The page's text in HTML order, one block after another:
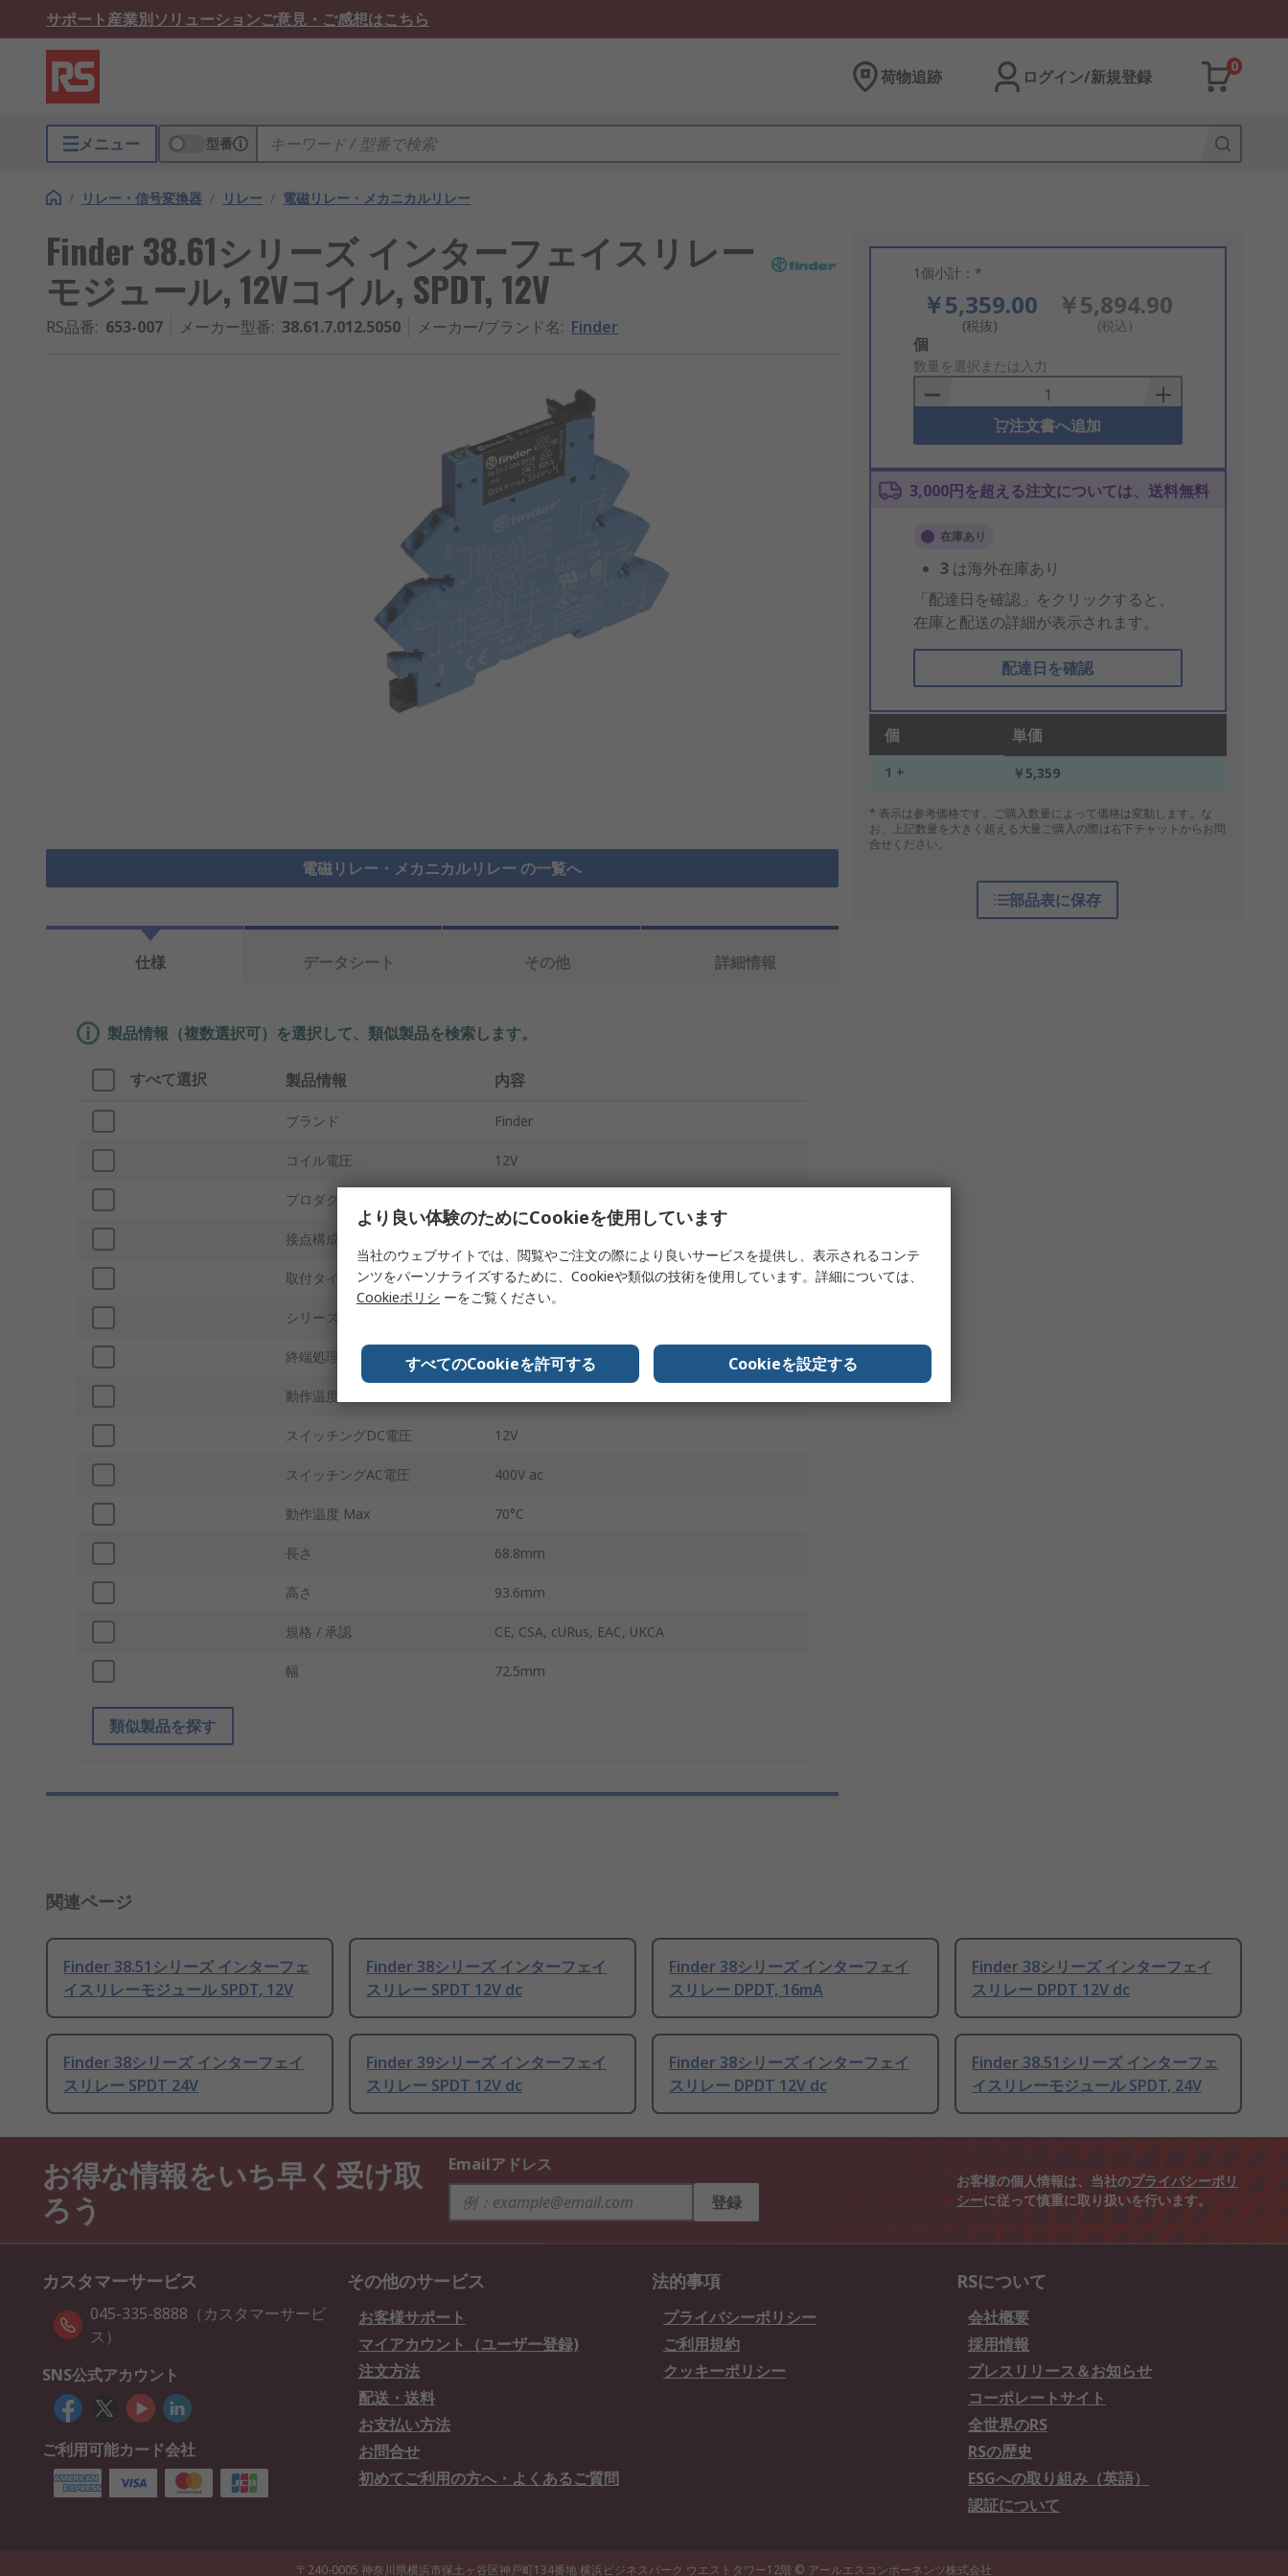
サポート産業別ソリューションご意見・ご感想はこちら
荷物追跡 ログイン/新規登録
0
メニュー 型番
/ リレー・信号変換器 / リレー / 電磁リレー・メカニカルリレー
Finder 38.61シリーズ インターフェイスリレー
モジュール, 12Vコイル, SPDT, 12V
RS品番: 653-007 メーカー型番: 38.61.7.012.5050 メーカー/ブランド名: Finder
電磁リレー・メカニカルリレー の一覧へ
1個小計：*
￥5,359.00
(税抜)
￥5,894.90
(税込)
Add
to
Basket
個
数量を選択または入力
注文書へ追加
3,000円を超える注文については、送料無料
在庫あり
3 は海外在庫あり
「配達日を確認」をクリックすると、
在庫と配送の詳細が表示されます。
配達日を確認
個 単価
1 + ￥5,359
* 表示は参考価格です。ご購入数量によって価格は変動します。な
お、上記数量を大きく超える大量ご購入の際は右下チャットからお問
合せください。
部品表に保存
仕様 データシート その他 詳細情報
製品情報（複数選択可）を選択して、類似製品を検索します。
すべて選択 製品情報 内容
ブランド Finder
コイル電圧 12V
プロダクトタイプ
接点構成
取付タイプ レール
シリーズ
終端処理 クランプ
動作温度 Min
スイッチングDC電圧 12V
スイッチングAC電圧 400V ac
動作温度 Max 70°C
長さ 68.8mm
高さ 93.6mm
規格 / 承認 CE, CSA, cURus, EAC, UKCA
幅 72.5mm
類似製品を探す
関連ページ
Finder 38.51シリーズ インターフェ
イスリレーモジュール SPDT, 12V
Finder 38シリーズ インターフェイ
スリレー SPDT 12V dc
Finder 38シリーズ インターフェイ
スリレー DPDT, 16mA
Finder 38シリーズ インターフェイ
スリレー DPDT 12V dc
Finder 38シリーズ インターフェイ
スリレー SPDT 24V
Finder 39シリーズ インターフェイ
スリレー SPDT 12V dc
Finder 38シリーズ インターフェイ
スリレー DPDT 12V dc
Finder 38.51シリーズ インターフェ
イスリレーモジュール SPDT, 24V
お得な情報をいち早く受け取
ろう
Emailアドレス
登録
お客様の個人情報は、当社のプライバシーポリ
シーに従って慎重に取り扱いを行います。
カスタマーサービス
045-335-8888（カスタマーサービ
ス）
SNS公式アカウント
ご利用可能カード会社
その他のサービス
お客様サポート
マイアカウント（ユーザー登録)
注文方法
配送・送料
お支払い方法
お問合せ
初めてご利用の方へ・よくあるご質問
法的事項
プライバシーポリシー
ご利用規約
クッキーポリシー
RSについて
会社概要
採用情報
プレスリリース＆お知らせ
コーポレートサイト
全世界のRS
RSの歴史
ESGへの取り組み（英語）
認証について
〒240-0005 神奈川県横浜市保土ヶ谷区神戸町134番地 横浜ビジネスパーク ウエストタワー12階 © アールエスコンポーネンツ株式会社
より良い体験のためにCookieを使用しています
当社のウェブサイトでは、閲覧やご注文の際により良いサービスを提供し、表示されるコンテ
ンツをパーソナライズするために、Cookieや類似の技術を使用しています。詳細については、
Cookieポリシ ーをご覧ください。
すべてのCookieを許可する Cookieを設定する